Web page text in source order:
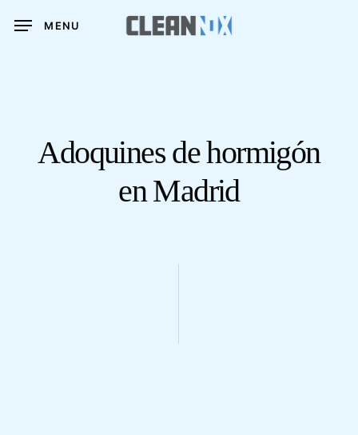
MENU
Adoquines de hormigón
en Madrid